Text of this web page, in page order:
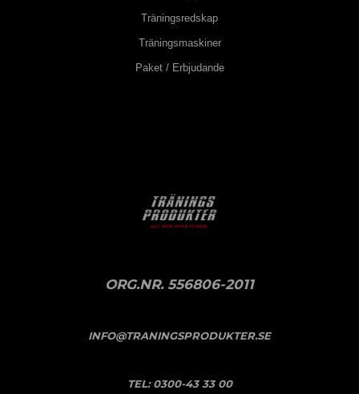
Träningsredskap
Träningsmaskiner
Paket / Erbjudande
ORG.NR. 556806-2011
INFO@TRANINGSPRODUKTER.SE
TEL:0300-43 33 00